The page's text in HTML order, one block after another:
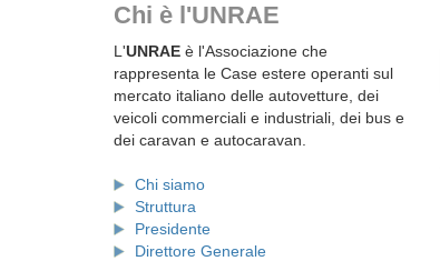
Chi è l'UNRAE
L'UNRAE è l'Associazione che
rappresenta le Case estere operanti sul
mercato italiano delle autovetture, dei
veicoli commerciali e industriali, dei bus e
dei caravan e autocaravan.
Chi siamo
Struttura
Presidente
Direttore Generale